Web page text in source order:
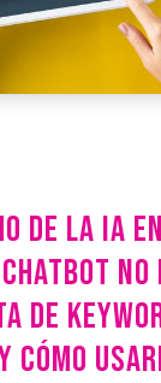
DE LA IA
DE
CÓMO